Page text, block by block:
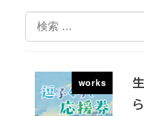
検
索
works